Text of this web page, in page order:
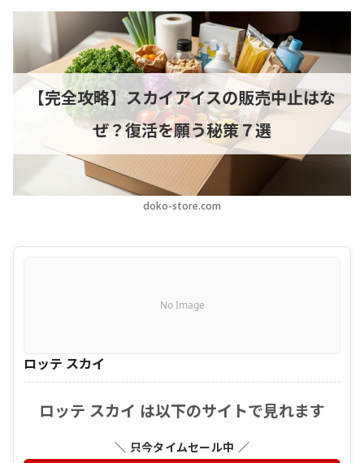
doko-store.com
【完全攻略】スカイアイスの販売中止はな
ぜ？復活を願う秘策７選
No Image
ロッテ スカイ
ロッテ スカイ は以下のサイトで見れます
＼ 只今タイムセール中 ／